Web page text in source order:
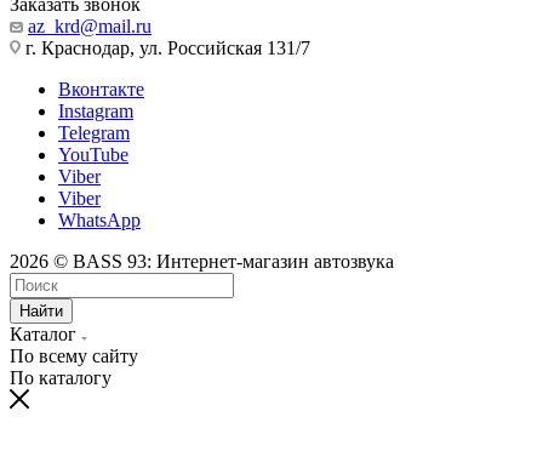
Заказать звонок
az_krd@mail.ru
г. Краснодар, ул. Российская 131/7
Вконтакте
Instagram
Telegram
YouTube
Viber
Viber
WhatsApp
2026 © BASS 93: Интернет-магазин автозвука
Найти
Каталог
По всему сайту
По каталогу